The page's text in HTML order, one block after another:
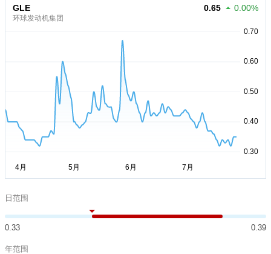
GLE
环球发动机集团
0.65 0.00%
日范围
0.33 0.39
年范围